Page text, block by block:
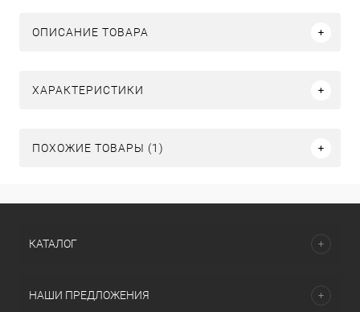
ОПИСАНИЕ ТОВАРА
ХАРАКТЕРИСТИКИ
ПОХОЖИЕ ТОВАРЫ (1)
КАТАЛОГ
НАШИ ПРЕДЛОЖЕНИЯ